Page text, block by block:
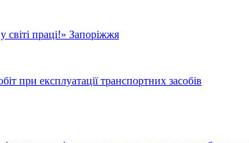
світі праці!» Запоріжжя
при експлуатації транспортних засобів